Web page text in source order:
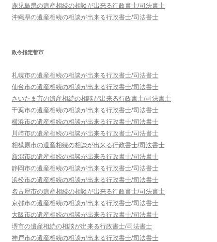
鹿児島県の遺産相続の相談が出来る行政書士/司法書士
沖縄県の遺産相続の相談が出来る行政書士/司法書士
政令指定都市
札幌市の遺産相続の相談が出来る行政書士/司法書士
仙台市の遺産相続の相談が出来る行政書士/司法書士
さいたま市の遺産相続の相談が出来る行政書士/司法書士
千葉市の遺産相続の相談が出来る行政書士/司法書士
横浜市の遺産相続の相談が出来る行政書士/司法書士
川崎市の遺産相続の相談が出来る行政書士/司法書士
相模原市の遺産相続の相談が出来る行政書士/司法書士
新潟市の遺産相続の相談が出来る行政書士/司法書士
静岡市の遺産相続の相談が出来る行政書士/司法書士
浜松市の遺産相続の相談が出来る行政書士/司法書士
名古屋市の遺産相続の相談が出来る行政書士/司法書士
京都市の遺産相続の相談が出来る行政書士/司法書士
大阪市の遺産相続の相談が出来る行政書士/司法書士
堺市の遺産相続の相談が出来る行政書士/司法書士
神戸市の遺産相続の相談が出来る行政書士/司法書士